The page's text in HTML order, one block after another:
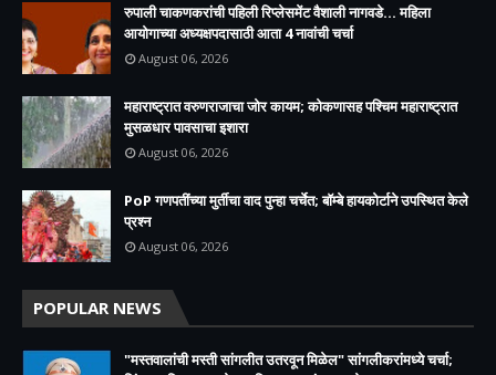
रुपाली चाकणकरांची पहिली रिप्लेसमेंट वैशाली नागवडे... महिला
आयोगाच्या अध्यक्षपदासाठी आता 4 नावांची चर्चा
August 06, 2026
महाराष्ट्रात वरुणराजाचा जोर कायम; कोकणासह पश्चिम महाराष्ट्रात
मुसळधार पावसाचा इशारा
August 06, 2026
PoP गणपतींच्या मुर्तीचा वाद पुन्हा चर्चेत; बॉम्बे हायकोर्टाने उपस्थित केले
प्रश्न
August 06, 2026
POPULAR NEWS
"मस्तवालांची मस्ती सांगलीत उतरवून मिळेल" सांगलीकरांमध्ये चर्चा;